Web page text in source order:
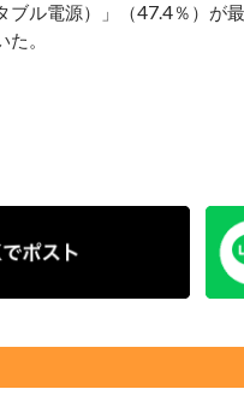
ル電源）」（47.4％）が
。